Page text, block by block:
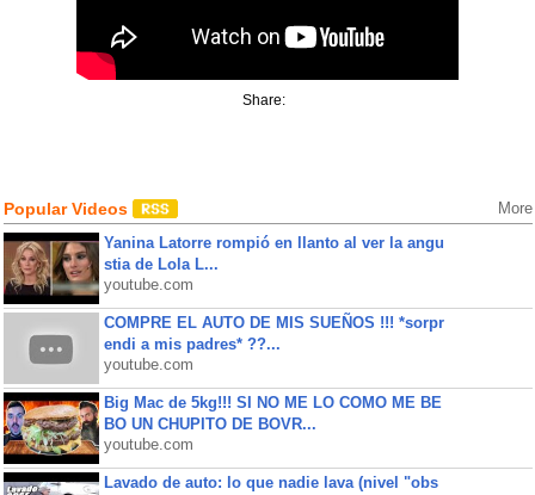
Share:
Popular Videos More
Yanina Latorre rompió en llanto al ver la angu
stia de Lola L...
youtube.com
COMPRE EL AUTO DE MIS SUEÑOS !!! *sorpr
endi a mis padres* ??...
youtube.com
Big Mac de 5kg!!! SI NO ME LO COMO ME BE
BO UN CHUPITO DE BOVR...
youtube.com
Lavado de auto: lo que nadie lava (nivel "obs